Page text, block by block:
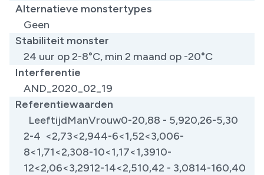
Alternatieve monstertypes
Geen
Stabiliteit monster
24 uur op 2-8°C, min 2 maand op -20°C
Interferentie
AND_2020_02_19
Referentiewaarden
LeeftijdManVrouw0-20,88 - 5,920,26-5,30
2-4 <2,73<2,944-6<1,52<3,006-
8<1,71<2,308-10<1,17<1,3910-
12<2,06<3,2912-14<2,510,42 - 3,0814-160,40